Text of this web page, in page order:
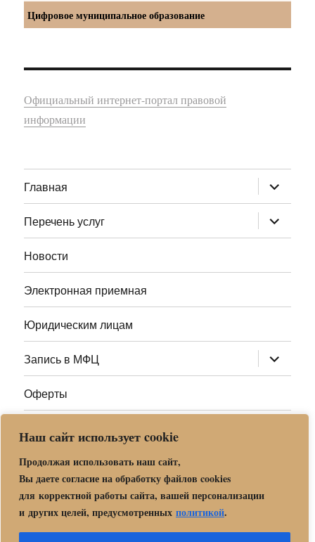
Наш сайт использует cookie
Продолжая использовать наш сайт,
Вы даете согласие на обработку файлов cookies
для корректной работы сайта, вашей персонализации
и других целей, предусмотренных политикой.
Цифровое муниципальное образование
Официальный интернет-портал правовой
информации
Главная раскрыть
дочернее
меню
Перечень услуг
раскрыть
дочернее
меню
Новости
Электронная приемная
Юридическим лицам
Запись в МФЦ раскрыть
дочернее
меню
Оферты
Адреса МФЦ МО
Центр государственных и муниципальных услуг «Мои
документы» в г. о. Орехово-Зуево
Политика обработки и защиты персональных данных в «МБУ